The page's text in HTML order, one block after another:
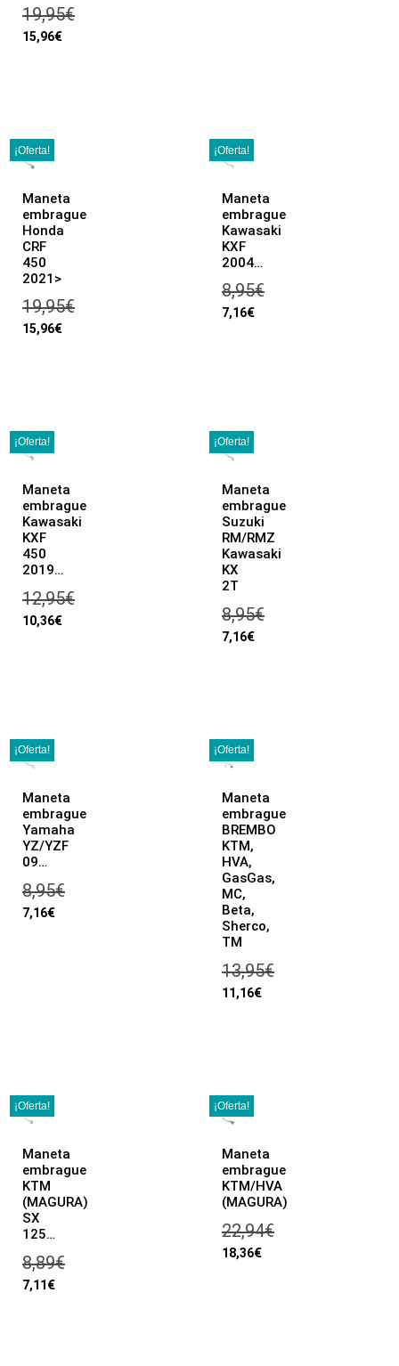
19,95€
15,96€
¡Oferta!
Maneta
embrague
Honda
CRF
450
2021>
19,95€
15,96€
¡Oferta!
Maneta
embrague
Kawasaki
KXF
2004…
8,95€
7,16€
¡Oferta!
Maneta
embrague
Kawasaki
KXF
450
2019…
12,95€
10,36€
¡Oferta!
Maneta
embrague
Suzuki
RM/RMZ
Kawasaki
KX
2T
8,95€
7,16€
¡Oferta!
Maneta
embrague
Yamaha
YZ/YZF
09…
8,95€
7,16€
¡Oferta!
Maneta
embrague
BREMBO
KTM,
HVA,
GasGas,
MC,
Beta,
Sherco,
TM
13,95€
11,16€
¡Oferta!
Maneta
embrague
KTM
(MAGURA)
SX
125…
8,89€
7,11€
¡Oferta!
Maneta
embrague
KTM/HVA
(MAGURA)
22,94€
18,36€